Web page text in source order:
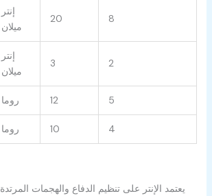
إنتر
ميلان
20 8
إنتر
ميلان
3 2
روما 12 5
روما 10 4
يعتمد الإنتر على تنظيم الدفاع والهجمات